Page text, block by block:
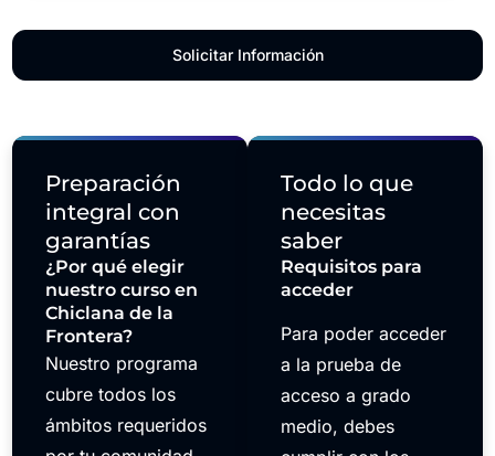
Preparación
integral con
garantías
¿Por qué elegir
nuestro curso en
Chiclana de la
Frontera?
Nuestro programa
cubre todos los
ámbitos requeridos
Todo lo que
necesitas
saber
Requisitos para
acceder
Para poder acceder
a la prueba de
acceso a grado
medio, debes
Solicitar Información